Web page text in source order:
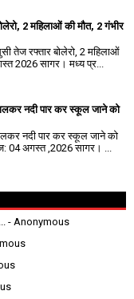
2 महिलाओं की मौत, 2 गंभीर
तेज रफ्तार बोलेरो, 2 महिलाओं
2026 सागर। मध्य प्र...
नदी पार कर स्कूल जाने को
नदी पार कर स्कूल जाने को
04 अगस्त ,2026 सागर। ...
- Anonymous